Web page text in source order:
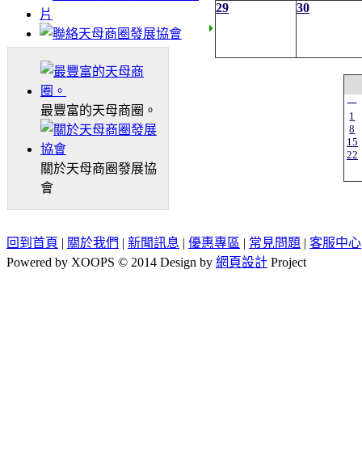
最豐富的天母商圈。
關於天母商圈發展協
會
29 30
一
1
8
15
22
回到首頁 | 關於我們 | 新聞訊息 | 優惠專區 | 常見問題 | 客服中心
Powered by XOOPS © 2014 Design by 網頁設計 Project